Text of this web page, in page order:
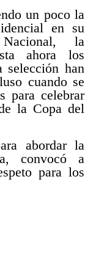
un poco la
en su
la
ahora los
han
cuando se
para celebrar
la Copa del
abordar la
convocó a
para los